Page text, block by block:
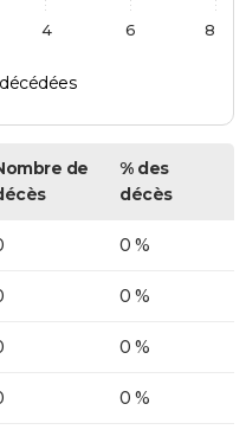
4 6 8
de
% des
décès
0 %
0 %
0 %
0 %